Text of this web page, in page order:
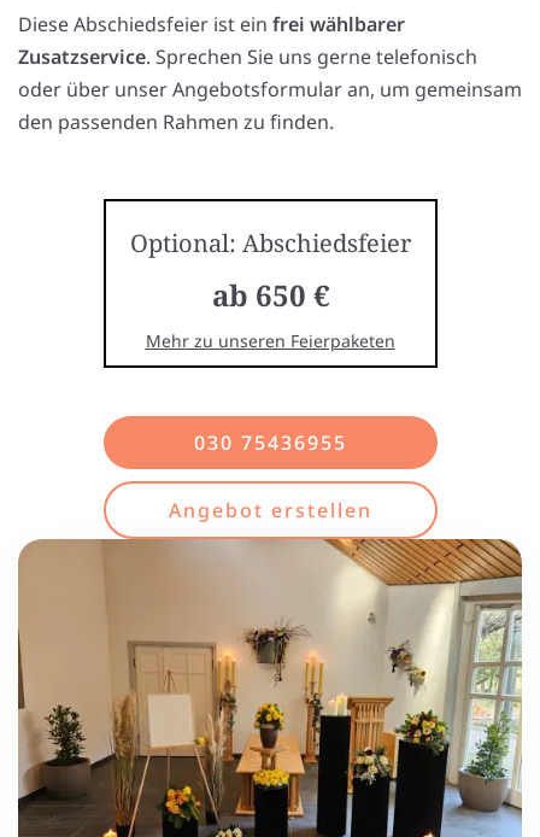
Diese Abschiedsfeier ist ein frei wählbarer
Zusatzservice. Sprechen Sie uns gerne telefonisch
oder über unser Angebotsformular an, um gemeinsam
den passenden Rahmen zu finden.
Optional: Abschiedsfeier
ab 650 €
Mehr zu unseren Feierpaketen
030 75436955
Angebot erstellen